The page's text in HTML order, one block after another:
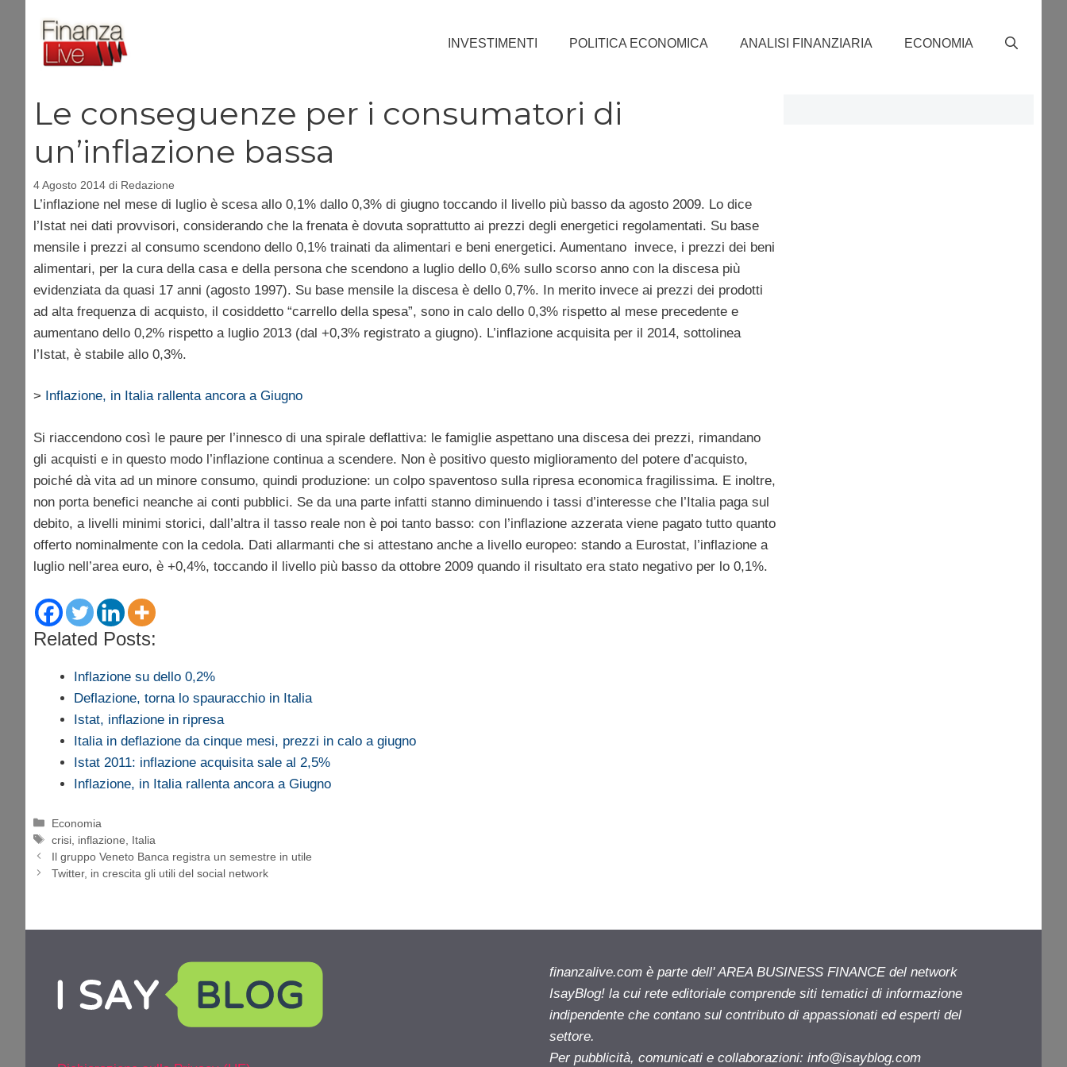
contenuto
INVESTIMENTI POLITICA ECONOMICA ANALISI FINANZIARIA ECONOMIA
Le conseguenze per i consumatori di
un’inflazione bassa
4 Agosto 2014 di Redazione
L’inflazione nel mese di luglio è scesa allo 0,1% dallo 0,3% di giugno toccando il livello più basso da agosto 2009. Lo dice
l’Istat nei dati provvisori, considerando che la frenata è dovuta soprattutto ai prezzi degli energetici regolamentati. Su base
mensile i prezzi al consumo scendono dello 0,1% trainati da alimentari e beni energetici. Aumentano invece, i prezzi dei beni
alimentari, per la cura della casa e della persona che scendono a luglio dello 0,6% sullo scorso anno con la discesa più
evidenziata da quasi 17 anni (agosto 1997). Su base mensile la discesa è dello 0,7%. In merito invece ai prezzi dei prodotti
ad alta frequenza di acquisto, il cosiddetto “carrello della spesa”, sono in calo dello 0,3% rispetto al mese precedente e
aumentano dello 0,2% rispetto a luglio 2013 (dal +0,3% registrato a giugno). L’inflazione acquisita per il 2014, sottolinea
l’Istat, è stabile allo 0,3%.
> Inflazione, in Italia rallenta ancora a Giugno
Si riaccendono così le paure per l’innesco di una spirale deflattiva: le famiglie aspettano una discesa dei prezzi, rimandano
gli acquisti e in questo modo l’inflazione continua a scendere. Non è positivo questo miglioramento del potere d’acquisto,
poiché dà vita ad un minore consumo, quindi produzione: un colpo spaventoso sulla ripresa economica fragilissima. E inoltre,
non porta benefici neanche ai conti pubblici. Se da una parte infatti stanno diminuendo i tassi d’interesse che l’Italia paga sul
debito, a livelli minimi storici, dall’altra il tasso reale non è poi tanto basso: con l’inflazione azzerata viene pagato tutto quanto
offerto nominalmente con la cedola. Dati allarmanti che si attestano anche a livello europeo: stando a Eurostat, l’inflazione a
luglio nell’area euro, è +0,4%, toccando il livello più basso da ottobre 2009 quando il risultato era stato negativo per lo 0,1%.
Related Posts:
Inflazione su dello 0,2%
Deflazione, torna lo spauracchio in Italia
Istat, inflazione in ripresa
Italia in deflazione da cinque mesi, prezzi in calo a giugno
Istat 2011: inflazione acquisita sale al 2,5%
Inflazione, in Italia rallenta ancora a Giugno
Categorie
Economia
Tag
crisi inflazione
Italia
Il gruppo Veneto Banca registra un semestre in utile
Twitter, in crescita gli utili del social network
finanzalive.com è parte dell' AREA BUSINESS FINANCE del network
IsayBlog! la cui rete editoriale comprende siti tematici di informazione
indipendente che contano sul contributo di appassionati ed esperti del
settore.
Per pubblicità, comunicati e collaborazioni: info@isayblog.com